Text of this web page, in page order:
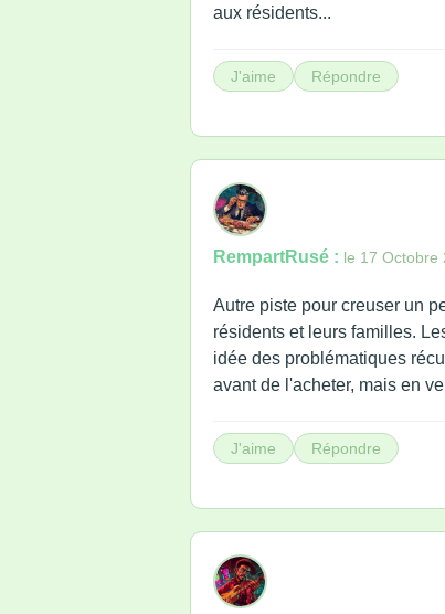
aux résidents...
J'aime Répondre
RempartRusé : le 17 Octobre
Autre piste pour creuser un
résidents et leurs familles.
idée des problématiques
avant de l'acheter, mais en
J'aime Répondre